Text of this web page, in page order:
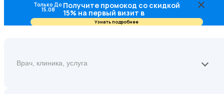
Только До
15.08 Получите промокод со скидкой
15% на первый визит в
стоматологию
Узнать подробнее